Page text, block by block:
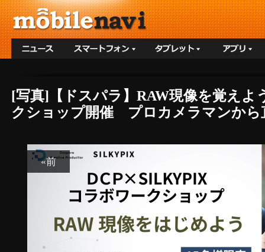
[写真]【ドスパラ】RAW現像を覚え
クショップ開催 プロカメラマンから
«前